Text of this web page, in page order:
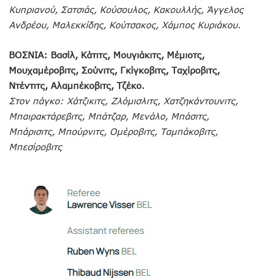
Κυπριανού, Σατσιάς, Κούσουλος, Κακουλλής, Άγγελος
Ανδρέου, Μαλεκκίδης, Κούτσακος, Χάμπος Κυριάκου.
ΒΟΣΝΙΑ: Βασίλ, Κάτιτς, Μουγιάκιτς, Μέμιοτς,
Μουχαμέροβιτς, Σούνιτς, Γκίγκοβιτς, Ταχίροβιτς,
Ντέντιτς, Αλαμπέκοβιτς, Τζέκο.
Στον πάγκο: Χάτζικιτς, Ζλόμισλιτς, Χατζηκάντουνιτς,
Μπαιρακτάρεβιτς, Μπάτζαρ, Μενάλο, Μπάσιτς,
Μπάρισιτς, Μπούρνιτς, Ομέροβιτς, Ταμπάκοβιτς,
Μπεσίροβιτς